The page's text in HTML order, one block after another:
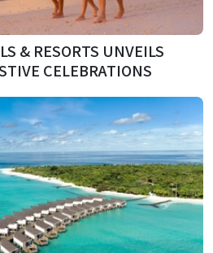
& RESORTS UNVEILS
CELEBRATIONS